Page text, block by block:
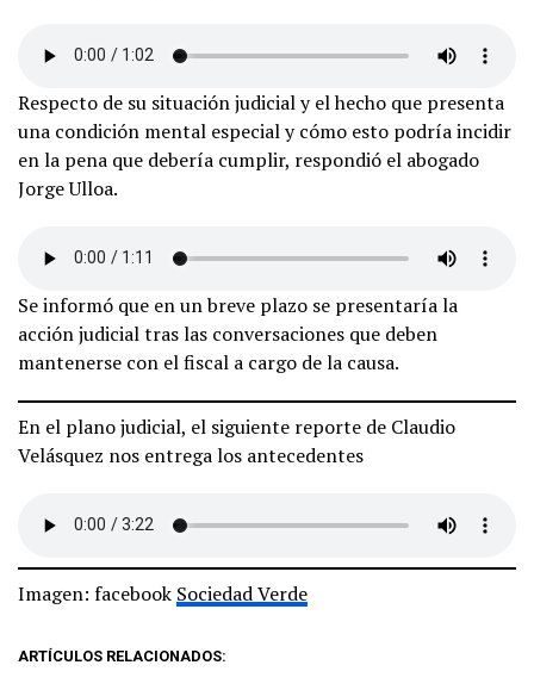
Respecto de su situación judicial y el hecho que presenta
una condición mental especial y cómo esto podría incidir
en la pena que debería cumplir, respondió el abogado
Jorge Ulloa.
Se informó que en un breve plazo se presentaría la
acción judicial tras las conversaciones que deben
mantenerse con el fiscal a cargo de la causa.
En el plano judicial, el siguiente reporte de Claudio
Velásquez nos entrega los antecedentes
Imagen: facebook Sociedad Verde
ARTÍCULOS RELACIONADOS: